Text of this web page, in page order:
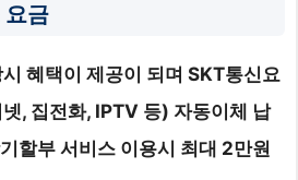
요금
혜택이 제공이 되며 SKT통신요
, 집전화, IPTV 등) 자동이체 납
할부 서비스 이용시 최대 2만원